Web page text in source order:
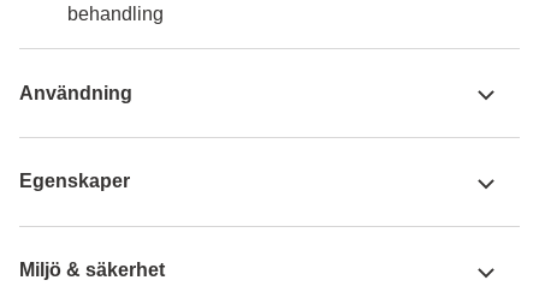
behandling
Användning
Egenskaper
Miljö & säkerhet